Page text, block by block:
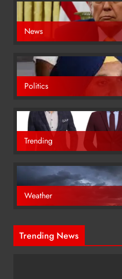
News
Politics
Trending
Weather
Trending News